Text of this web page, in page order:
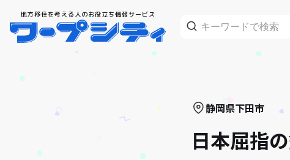
地方移住を考える人のお役立ち情報サービス
静岡県下田市
日本屈指